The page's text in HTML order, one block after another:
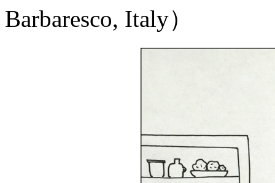
Barbaresco, Italy）